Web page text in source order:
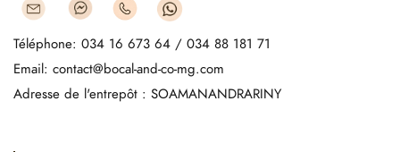
Téléphone: 034 16 673 64 / 034 88 181 71
Email: contact@bocal-and-co-mg.com
Adresse de l'entrepôt : SOAMANANDRARINY